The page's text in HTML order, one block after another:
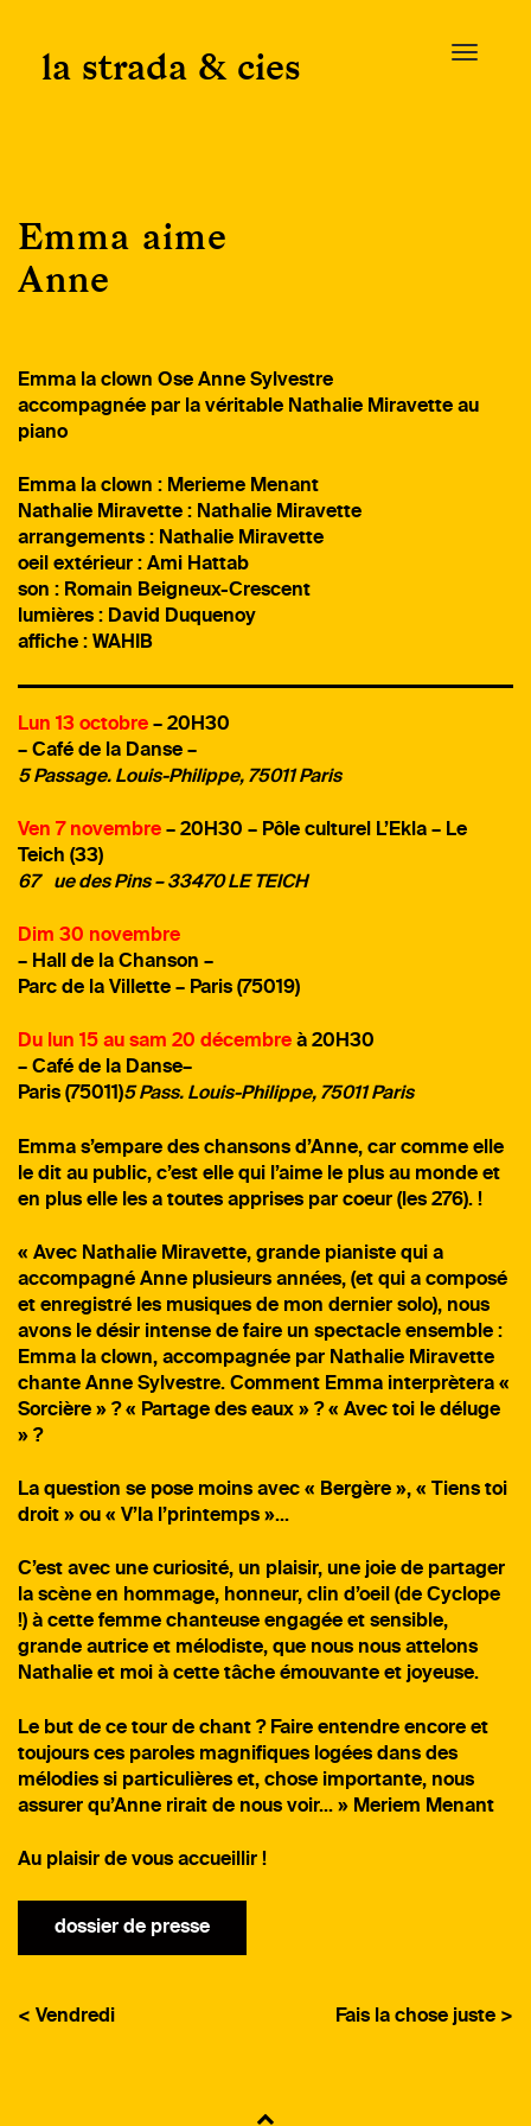
content
T
t
la strada & cies
Emma aime
Anne
Emma la clown Ose Anne Sylvestre
accompagnée par la véritable Nathalie Miravette au
piano
Emma la clown : Merieme Menant
Nathalie Miravette : Nathalie Miravette
arrangements : Nathalie Miravette
oeil extérieur : Ami Hattab
son : Romain Beigneux-Crescent
lumières : David Duquenoy
affiche : WAHIB
Lun 13 octobre – 20H30
– Café de la Danse –
5 Passage. Louis-Philippe, 75011 Paris
Ven 7 novembre – 20H30 – Pôle culturel L’Ekla – Le
Teich (33)
67 ue des Pins – 33470 LE TEICH
Dim 30 novembre
– Hall de la Chanson –
Parc de la Villette – Paris (75019)
Du lun 15 au sam 20 décembre à 20H30
– Café de la Danse–
Paris (75011)5 Pass. Louis-Philippe, 75011 Paris
Emma s’empare des chansons d’Anne, car comme elle
le dit au public, c’est elle qui l’aime le plus au monde et
en plus elle les a toutes apprises par coeur (les 276). !
« Avec Nathalie Miravette, grande pianiste qui a
accompagné Anne plusieurs années, (et qui a composé
et enregistré les musiques de mon dernier solo), nous
avons le désir intense de faire un spectacle ensemble :
Emma la clown, accompagnée par Nathalie Miravette
chante Anne Sylvestre. Comment Emma interprètera «
Sorcière » ? « Partage des eaux » ? « Avec toi le déluge
» ?
La question se pose moins avec « Bergère », « Tiens toi
droit » ou « V’la l’printemps »…
C’est avec une curiosité, un plaisir, une joie de partager
la scène en hommage, honneur, clin d’oeil (de Cyclope
!) à cette femme chanteuse engagée et sensible,
grande autrice et mélodiste, que nous nous attelons
Nathalie et moi à cette tâche émouvante et joyeuse.
Le but de ce tour de chant ? Faire entendre encore et
toujours ces paroles magnifiques logées dans des
mélodies si particulières et, chose importante, nous
assurer qu’Anne rirait de nous voir… » Meriem Menant
Au plaisir de vous accueillir !
dossier de presse
< Vendredi Fais la chose juste >